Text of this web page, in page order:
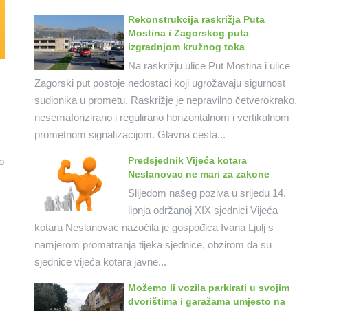
Rekonstrukcija raskrižja Puta
Mostina i Zagorskog puta
izgradnjom kružnog toka
Na raskrižju ulice Put Mostina i ulice
Zagorski put postoje nedostaci koji ugrožavaju sigurnost
sudionika u prometu. Raskrižje je nepravilno četverokrako,
nesemaforizirano i regulirano horizontalnom i vertikalnom
prometnom signalizacijom. Glavna cesta...
Predsjednik Vijeća kotara
Neslanovac ne mari za zakone
Slijedom našeg poziva u srijedu 14.
lipnja održanoj XIX sjednici Vijeća
kotara Neslanovac nazočila je gospođica Ivana Ljulj s
namjerom promatranja tijeka sjednice, obzirom da su
sjednice vijeća kotara javne...
Možemo li vozila parkirati u svojim
dvorištima i garažama umjesto na